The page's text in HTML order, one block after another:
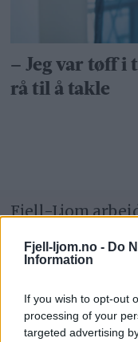
Fjell-ljom.no - Do
Information
If you wish to opt-out
processing of your
targeted advertising
– Jeg var tøff i
rå til å takle
Fjell-Ljom
medieomtale,
med